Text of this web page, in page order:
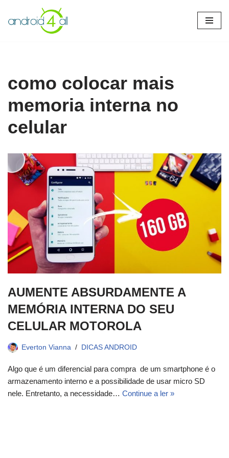
Pular
como colocar mais
memoria interna no
celular
AUMENTE ABSURDAMENTE A
MEMÓRIA INTERNA DO SEU
CELULAR MOTOROLA
Everton Vianna DICAS ANDROID
Algo que é um diferencial para compra de um smartphone é o
armazenamento interno e a possibilidade de usar micro SD
nele. Entretanto, a necessidade… Continue a ler »